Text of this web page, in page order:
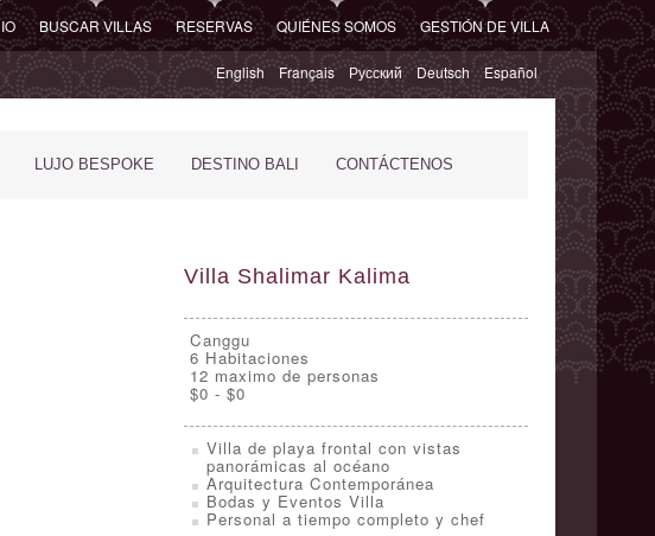
BUSCAR VILLAS RESERVAS QUIÉNES SOMOS GESTIÓN DE VILLA
English Français Русский Deutsch Español
LUJO BESPOKE DESTINO BALI CONTÁCTENOS
Villa Shalimar Kalima
Canggu
6 Habitaciones
12 maximo de personas
$0 - $0
Villa de playa frontal con vistas
panorámicas al océano
Arquitectura Contemporánea
Bodas y Eventos Villa
Personal a tiempo completo y chef